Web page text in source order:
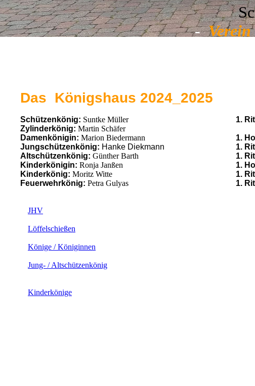
-
Das Königshaus 2024_2025
Schützenkönig: Suntke Müller
Zylinderkönig: Martin Schäfer
Damenkönigin: Marion Biedermann
Jungschützenkönig: Hanke Diekmann
Altschützenkönig: Günther Barth
Kinderkönigin: Ronja Janßen
Kinderkönig: Moritz Witte
Feuerwehrkönig: Petra Gulyas
1.
1.
1.
1.
1.
1.
1.
JHV
Löffelschießen
Könige / Königinnen
Jung- / Altschützenkönig
Kinderkönige